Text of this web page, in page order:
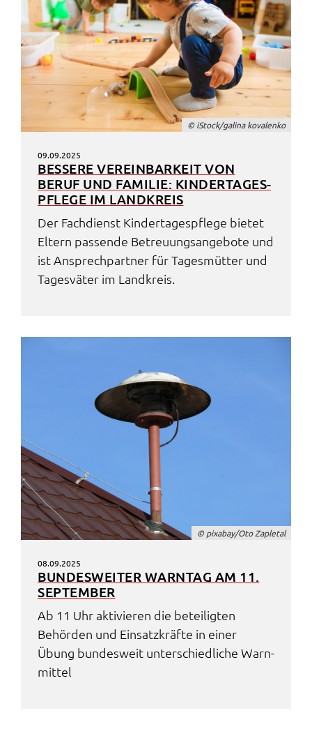
© iStock/gali­na kova­len­ko
09.09.2025
BESSE­RE VEREIN­BAR­KEIT VON
BERUF UND FAMI­LIE: KINDER­TA­GES­
PFLE­GE IM LAND­KREIS
Der Fach­dienst Kinder­ta­ges­pfle­ge bietet
Eltern passen­de Betreu­ungs­an­ge­bo­te und
ist Ansprech­part­ner für Tages­müt­ter und
Tages­vä­ter im Land­kreis.
© pixa­bay/Oto Zaple­tal
08.09.2025
BUNDES­WEI­TER WARN­TAG AM 11.
SEPTEM­BER
Ab 11 Uhr akti­vie­ren die betei­lig­ten
Behör­den und Einsatz­kräf­te in einer
Übung bundes­weit unter­schied­li­che Warn­
mit­tel